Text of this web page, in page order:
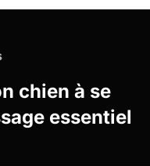
chien à se
essentiel